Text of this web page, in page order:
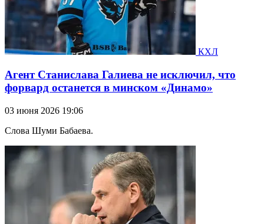
КХЛ
Агент Станислава Галиева не исключил, что
форвард останется в минском «Динамо»
03 июня 2026 19:06
Слова Шуми Бабаева.